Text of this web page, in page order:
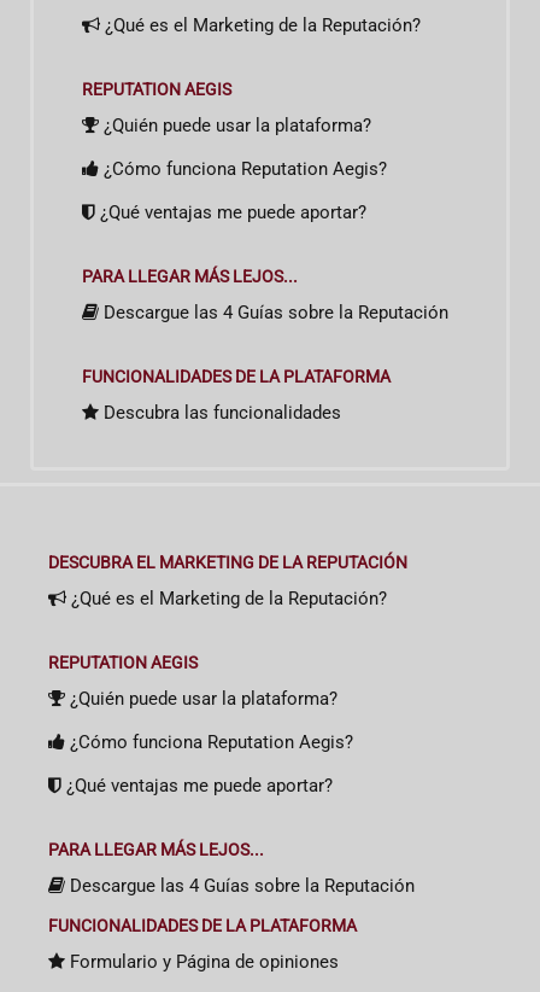
¿Qué es el Marketing de la Reputación?
REPUTATION AEGIS
¿Quién puede usar la plataforma?
¿Cómo funciona Reputation Aegis?
¿Qué ventajas me puede aportar?
PARA LLEGAR MÁS LEJOS...
Descargue las 4 Guías sobre la Reputación
FUNCIONALIDADES DE LA PLATAFORMA
Descubra las funcionalidades
DESCUBRA EL MARKETING DE LA REPUTACIÓN
¿Qué es el Marketing de la Reputación?
REPUTATION AEGIS
¿Quién puede usar la plataforma?
¿Cómo funciona Reputation Aegis?
¿Qué ventajas me puede aportar?
PARA LLEGAR MÁS LEJOS...
Descargue las 4 Guías sobre la Reputación
FUNCIONALIDADES DE LA PLATAFORMA
Formulario y Página de opiniones